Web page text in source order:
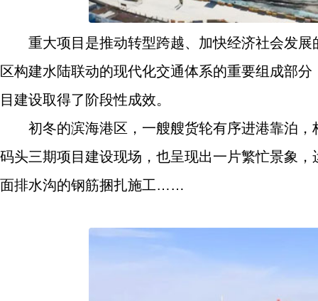
重大项目是推动转型跨越、加快经济社会发
区构建水陆联动的现代化交通体系的重要组成部
目建设取得了阶段性成效。
初冬的滨海港区，一艘艘货轮有序进港靠泊
码头三期项目建设现场，也呈现出一片繁忙景象
面排水沟的钢筋捆扎施工……